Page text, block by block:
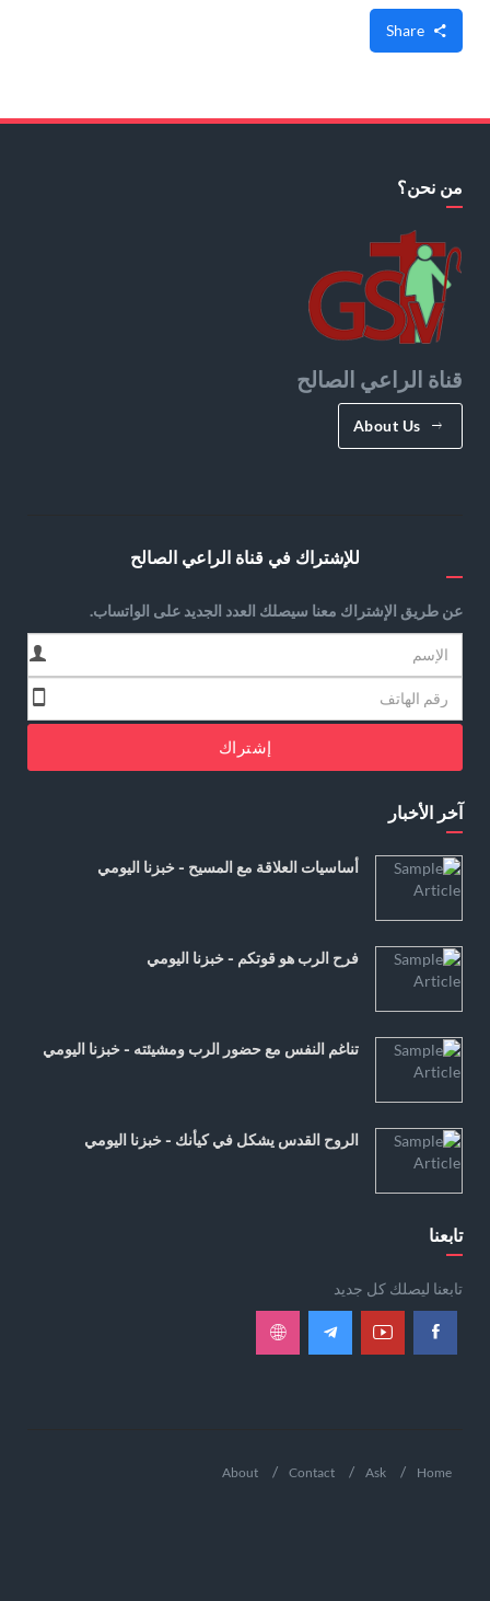
من نحن؟
قناة الراعي الصالح
About Us
للإشتراك في قناة الراعي الصالح
عن طريق الإشتراك معنا سيصلك العدد الجديد على الواتساب.
إشتراك
آخر الأخبار
أساسيات العلاقة مع المسيح - خبزنا اليومي
فرح الرب هو قوتكم - خبزنا اليومي
تناغم النفس مع حضور الرب ومشيئته - خبزنا اليومي
الروح القدس يشكل في كيأنك - خبزنا اليومي
تابعنا
تابعنا ليصلك كل جديد
Home
Ask
Contact
About